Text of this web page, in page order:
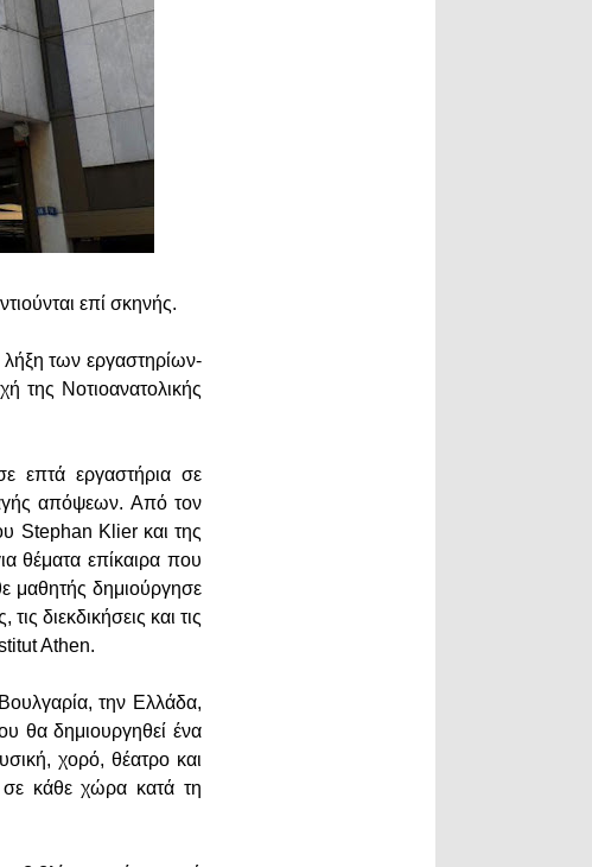
επί σκηνής.
των εργαστηρίων-
της Νοτιοανατολικής
επτά εργαστήρια σε
απόψεων. Από τον
Stephan Klier και της
θέματα επίκαιρα που
μαθητής δημιούργησε
διεκδικήσεις και τις
Athen.
την Ελλάδα,
θα δημιουργηθεί ένα
χορό, θέατρο και
σε κάθε χώρα κατά τη